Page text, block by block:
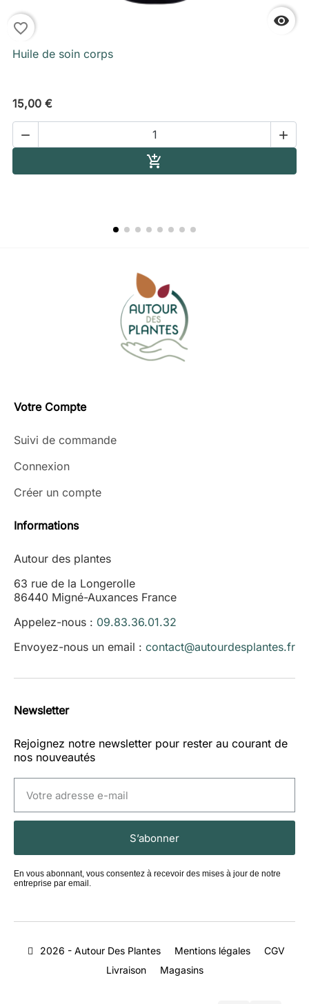

favorite_border
Huile de soin corps
15,00 €
 

Votre Compte
Suivi de commande
Connexion
Créer un compte
Informations
Autour des plantes
63 rue de la Longerolle
86440 Migné-Auxances France
Appelez-nous : 09.83.36.01.32
Envoyez-nous un email : contact@autourdesplantes.fr
Newsletter
Rejoignez notre newsletter pour rester au courant de
nos nouveautés
S’abonner
En vous abonnant, vous consentez à recevoir des mises à jour de notre
entreprise par email.
2026 - Autour Des Plantes Mentions légales
CGV
Livraison
Magasins